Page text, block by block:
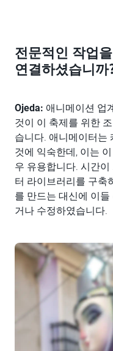
전문적인 작업
연결하셨습니까
Ojeda: 애니메이션 업
것이 이 축제를 위한
습니다. 애니메이터는
것에 익숙한데, 이는
우 유용합니다. 시간
터 라이브러리를 구축
를 만드는 대신에 이
거나 수정하였습니다.